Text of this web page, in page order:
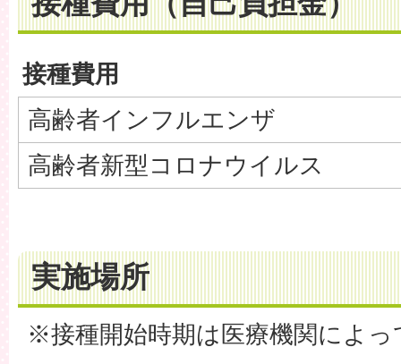
接種費用
高齢者インフルエンザ
高齢者新型コロナウイルス
実施場所
※接種開始時期は医療機関によ